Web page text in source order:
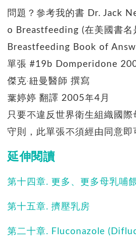
問題？參考我的書 Dr. Jack
o Breastfeeding (在美國書
Breastfeeding Book of
單張 #19b Domperidone
傑克‧紐曼醫師 撰寫
葉婷婷 翻譯 2005年4月
只要不違反世界衛生組織國際
守則，此單張不須經由同意即
延伸閱讀
第十四章. 更多、更多母乳哺
第十五章. 擠壓乳房
第二十章. Fluconazole